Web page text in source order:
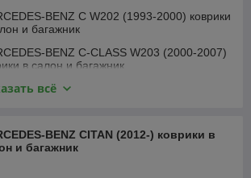
BENZ C W202 (1993-2000) коврики
и багажник
BENZ C-CLASS W203 (2000-2007)
в салон и багажник
BENZ C W204 (2007-2015) коврики
и багажник
всё
BENZ CITAN (2012-) коврики в
и багажник